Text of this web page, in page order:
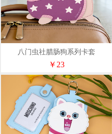
八门虫社腊肠狗系列卡套
￥23